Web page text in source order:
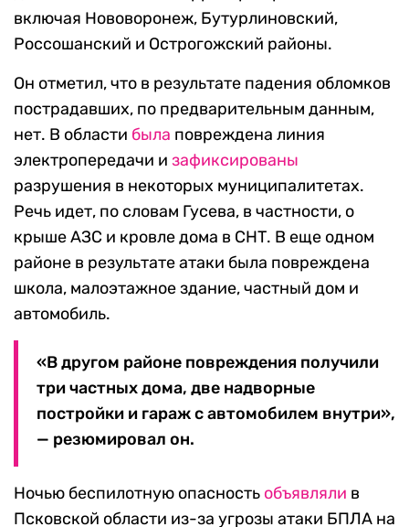
включая Нововоронеж, Бутурлиновский,
Россошанский и Острогожский районы.
Он отметил, что в результате падения обломков
пострадавших, по предварительным данным,
нет. В области была повреждена линия
электропередачи и зафиксированы
разрушения в некоторых муниципалитетах.
Речь идет, по словам Гусева, в частности, о
крыше АЗС и кровле дома в СНТ. В еще одном
районе в результате атаки была повреждена
школа, малоэтажное здание, частный дом и
автомобиль.
«В другом районе повреждения получили
три частных дома, две надворные
постройки и гараж с автомобилем внутри»,
— резюмировал он.
Ночью беспилотную опасность объявляли в
Псковской области из-за угрозы атаки БПЛА на